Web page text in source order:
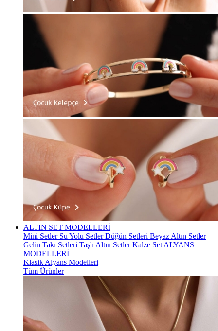
ALTIN SET MODELLERİ
Mini Setler Su Yolu SetlerDüğün Setleri Beyaz Altın Setler
Gelin Takı Setleri Taşlı Altın SetlerKalze Set ALYANS
MODELLERİ
Klasik Alyans Modelleri
Tüm Ürünler